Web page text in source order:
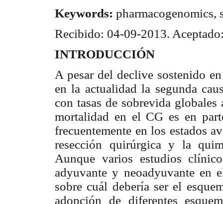
Keywords:
Recibido: 04-09-2013.
INTRODUCCIÓN
A pesar del declive sostenido
en la actualidad la segunda
con tasas de sobrevida
mortalidad en el CG es en
frecuentemente en los estados
resección quirúrgica y la
Aunque varios estudios
adyuvante y neoadyuvante en
sobre cuál debería ser el
adopción de diferentes